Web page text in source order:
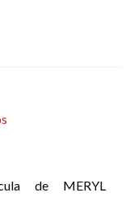
de MERYL